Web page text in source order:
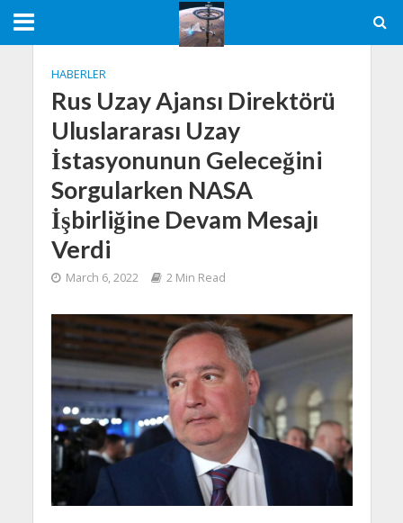
HABERLER
Rus Uzay Ajansı Direktörü
Uluslararası Uzay
İstasyonunun Geleceğini
Sorgularken NASA
İşbirliğine Devam Mesajı
Verdi
March 6, 2022 2 Min Read